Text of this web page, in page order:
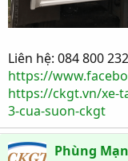
Liên hệ: 084 800
https://
https://ckgt.vn/xe-
3-cua-suon-ckgt
Phùng